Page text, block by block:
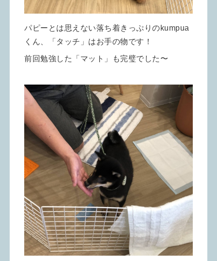
パピーとは思えない落ち着きっぷりのkumpua
くん、「タッチ」はお手の物です！
前回勉強した「マット」も完璧でした〜